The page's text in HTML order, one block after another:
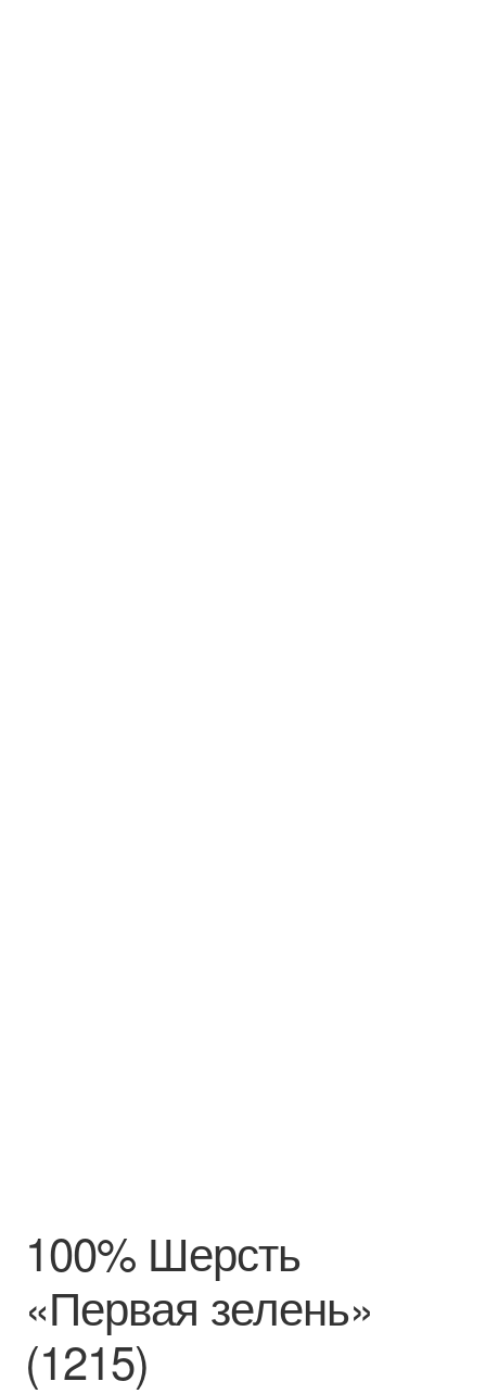
100% Шерсть
«Первая зелень»
(1215)